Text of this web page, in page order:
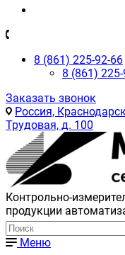
8 (861) 225-92-66
8 (861)
Заказать звонок
Россия,
Трудовая, д. 100
Контрольно-
продукции
Меню